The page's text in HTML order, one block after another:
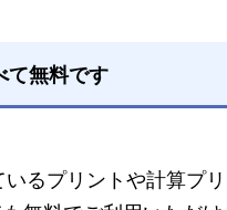
て無料です
るプリントや計算プ